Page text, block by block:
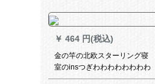
ニバルの2段阶です。
￥ 464 円(税込)
金の竿の北欧スターリング寝
室のinsつぎわわわわわわわわ
わせ网赤亜麻遮光カータータ